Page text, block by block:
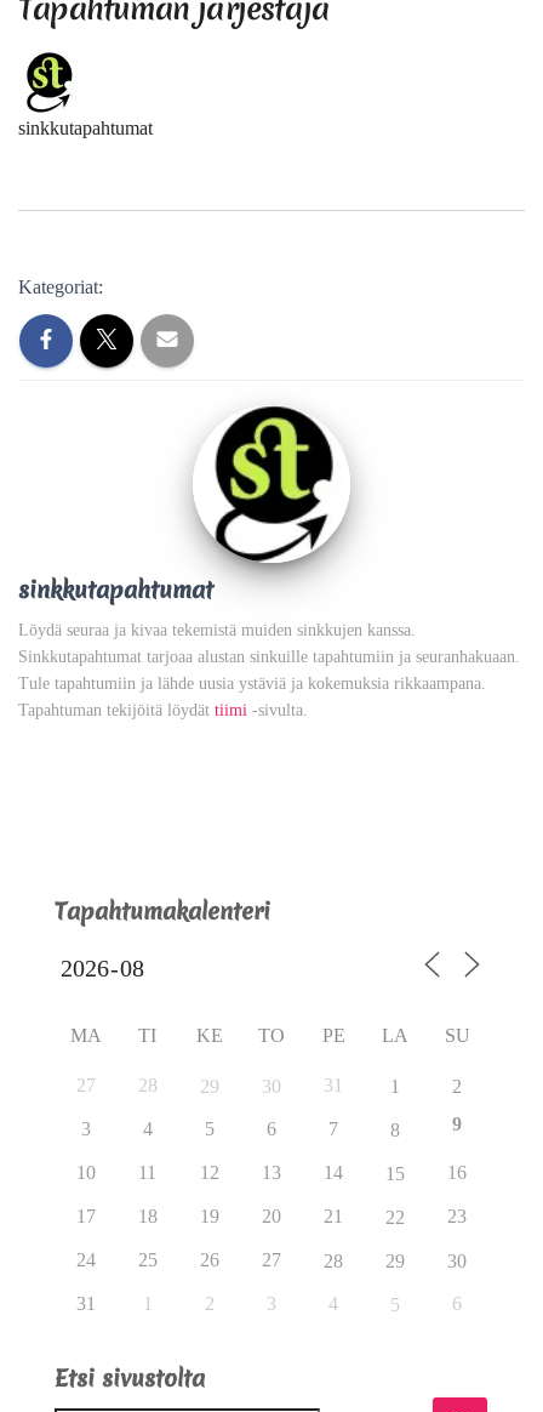
sinkkutapahtumat
Kategoriat:
sinkkutapahtumat
Löydä seuraa ja kivaa tekemistä muiden sinkkujen kanssa.
Sinkkutapahtumat tarjoaa alustan sinkuille tapahtumiin ja seuranhakuaan.
Tule tapahtumiin ja lähde uusia ystäviä ja kokemuksia rikkaampana.
Tapahtuman tekijöitä löydät tiimi -sivulta.
Tapahtumakalenteri
MA TI KE TO PE LA SU
27 28 29 30 31 1 2
3 4 5 6 7 8 9
10 11 12 13 14 15 16
17 18 19 20 21 22 23
24 25 26 27 28 29 30
31 1 2 3 4 5 6
Etsi sivustolta